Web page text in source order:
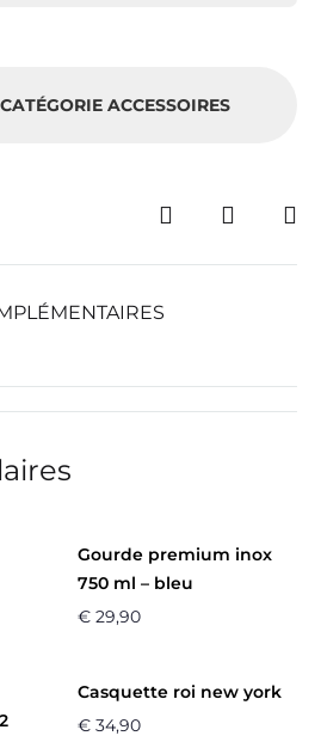
ACCESSOIRES
Gourde premium inox
750 ml – bleu
€ 29,90
Casquette roi new york
€ 34,90